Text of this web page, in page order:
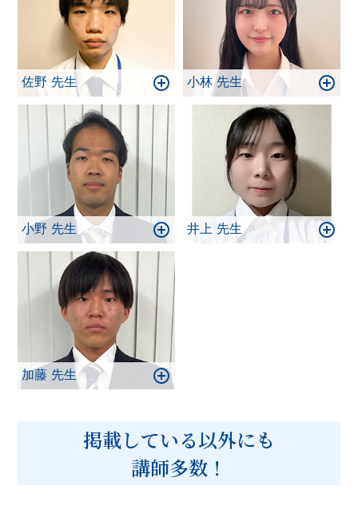
佐野 先生 小林 先生
小野 先生 井上 先生
加藤 先生
掲載している以外にも
講師多数！